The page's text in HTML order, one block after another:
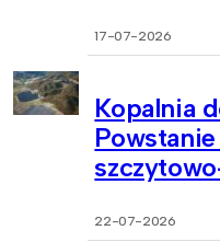
17-07-2026
Kopalnia
22-07-2026